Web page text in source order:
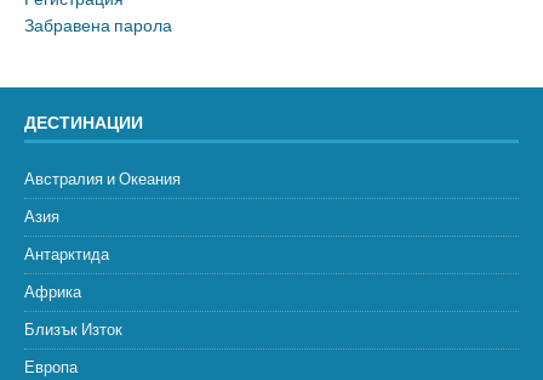
Забравена парола
ДЕСТИНАЦИИ
Австралия и Океания
Азия
Антарктида
Африка
Близък Изток
Европа